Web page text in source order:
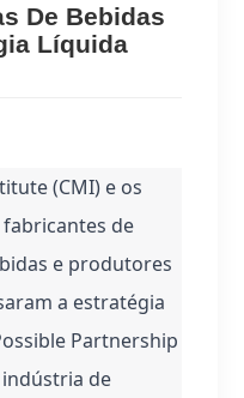
De Bebidas
Líquida
(CMI) e os
de
e produtores
a estratégia
Partnership
indústria de